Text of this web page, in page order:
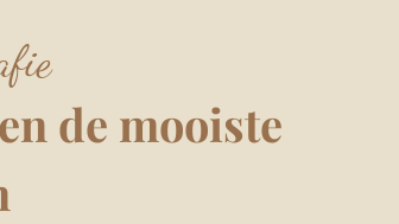
de mooiste